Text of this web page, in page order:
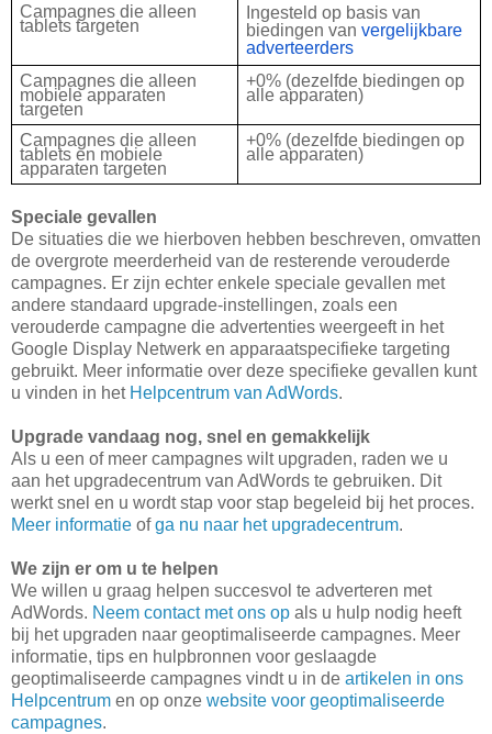
Campagnes die alleen
tablets targeten
Ingesteld op basis van
biedingen van vergelijkbare
adverteerders
Campagnes die alleen
mobiele apparaten
targeten
+0% (dezelfde biedingen op
alle apparaten)
Campagnes die alleen
tablets en mobiele
apparaten targeten
+0% (dezelfde biedingen op
alle apparaten)
Speciale gevallen
De situaties die we hierboven hebben beschreven, omvatten
de overgrote meerderheid van de resterende verouderde
campagnes. Er zijn echter enkele speciale gevallen met
andere standaard upgrade-instellingen, zoals een
verouderde campagne die advertenties weergeeft in het
Google Display Netwerk en apparaatspecifieke targeting
gebruikt. Meer informatie over deze specifieke gevallen kunt
u vinden in het Helpcentrum van AdWords.
Upgrade vandaag nog, snel en gemakkelijk
Als u een of meer campagnes wilt upgraden, raden we u
aan het upgradecentrum van AdWords te gebruiken. Dit
werkt snel en u wordt stap voor stap begeleid bij het proces.
Meer informatie ofga nu naar het upgradecentrum.
We zijn er om u te helpen
We willen u graag helpen succesvol te adverteren met
AdWords. Neem contact met ons op als u hulp nodig heeft
bij het upgraden naar geoptimaliseerde campagnes. Meer
informatie, tips en hulpbronnen voor geslaagde
geoptimaliseerde campagnes vindt u in de artikelen in ons
Helpcentrum en op onze website voor geoptimaliseerde
campagnes.